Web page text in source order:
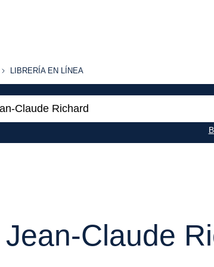
LIBRERÍA
LÍNEA
LIBRERÍA EN LÍNEA
Jean-Claude